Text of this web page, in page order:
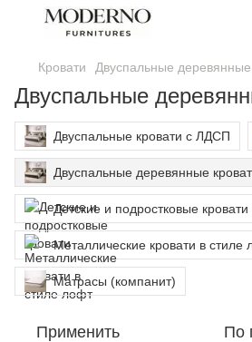
Кровати Двуспальные деревянные
Двуспальные
Двуспальные кровати с ЛДСП
Двуспальные деревянные
Детские и подростковые кровати
Металлические кровати в стиле
Матрасы (компанит)
Применить По